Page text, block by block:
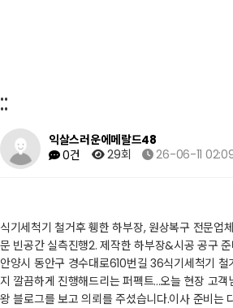
::
익살스러운에메랄드48
0건
29회 26-06-11
식기세척기 철거후 휑한 하부장, 원상복구 전문업
문 빈공간 실측진행2. 제작한 하부장&시공 공구
안양시 동안구 경수대로610번길 36​식기세척기
지 깔끔하게 진행해드리는 퍼펙트...오늘 현장 고
왕 블로그를 보고 의뢰를 주셨습니다.​이사 준비